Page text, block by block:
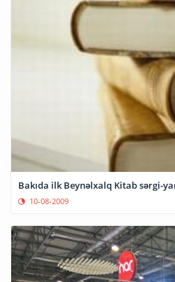
Bakıda ilk Beynəlxalq Kitab sərgi-
10-08-2009